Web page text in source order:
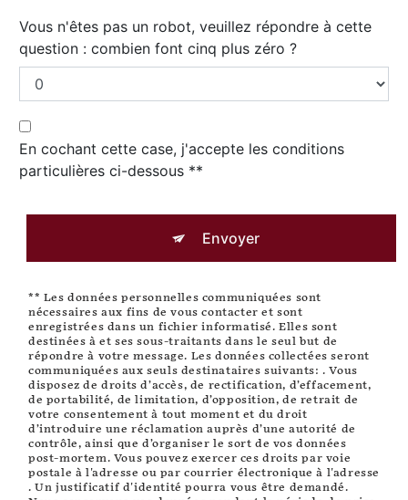
Vous n'êtes pas un robot, veuillez répondre à cette
question : combien font cinq plus zéro ?
En cochant cette case, j'accepte les conditions
particulières ci-dessous **
Envoyer
** Les données personnelles communiquées sont
nécessaires aux fins de vous contacter et sont
enregistrées dans un fichier informatisé. Elles sont
destinées à et ses sous-traitants dans le seul but de
répondre à votre message. Les données collectées seront
communiquées aux seuls destinataires suivants: . Vous
disposez de droits d’accès, de rectification, d’effacement,
de portabilité, de limitation, d’opposition, de retrait de
votre consentement à tout moment et du droit
d’introduire une réclamation auprès d’une autorité de
contrôle, ainsi que d’organiser le sort de vos données
post-mortem. Vous pouvez exercer ces droits par voie
postale à l'adresse ou par courrier électronique à l'adresse
. Un justificatif d'identité pourra vous être demandé.